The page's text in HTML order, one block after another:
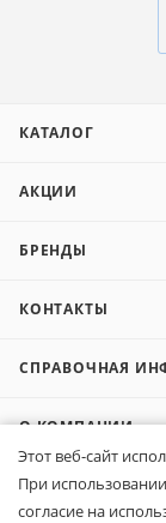
КАТАЛОГ
АКЦИИ
БРЕНДЫ
КОНТАКТЫ
СПРАВОЧНАЯ
О КОМПАНИИ
КОМПАНИЯМ
Этот веб-сайт
При
согласие на